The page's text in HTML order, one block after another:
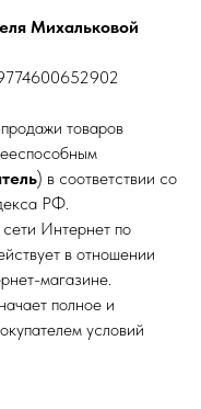
Михальковой
товаров
) в соответствии со
РФ.
Интернет по
в отношении
магазине.
полное и
условий